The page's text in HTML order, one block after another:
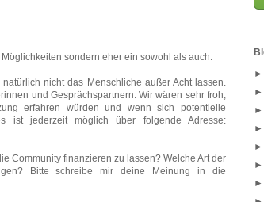
sondern eher ein sowohl als auch.
nicht das Menschliche außer Acht lassen.
und Gesprächspartnern. Wir wären sehr froh,
erfahren würden und wenn sich potentielle
ist jederzeit möglich über folgende Adresse:
Community finanzieren zu lassen? Welche Art der
Bitte schreibe mir deine Meinung in die
►
►
►
►
►
►
►